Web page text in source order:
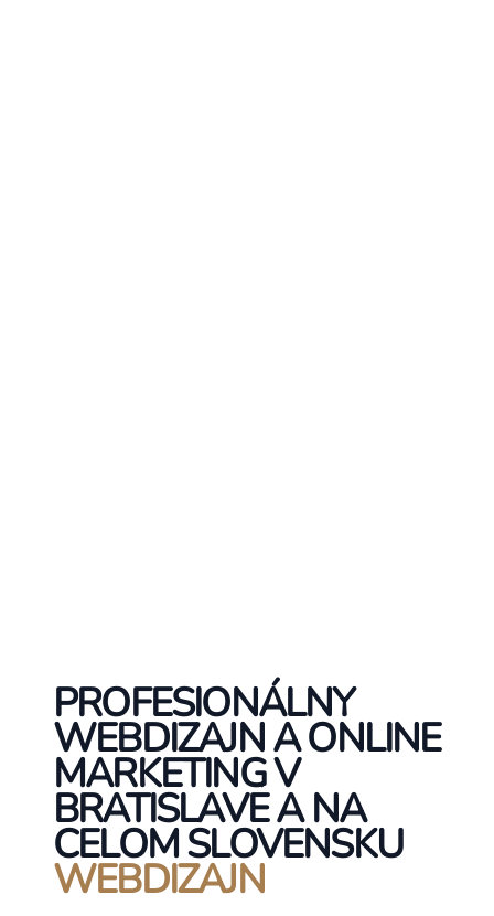
PROFESIONÁLNY
WEBDIZAJN A ONLINE
MARKETING V
BRATISLAVE A NA
CELOM SLOVENSKU
WEBDIZAJN